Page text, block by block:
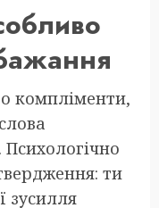
компліменти,
Психологічно
ти
зусилля